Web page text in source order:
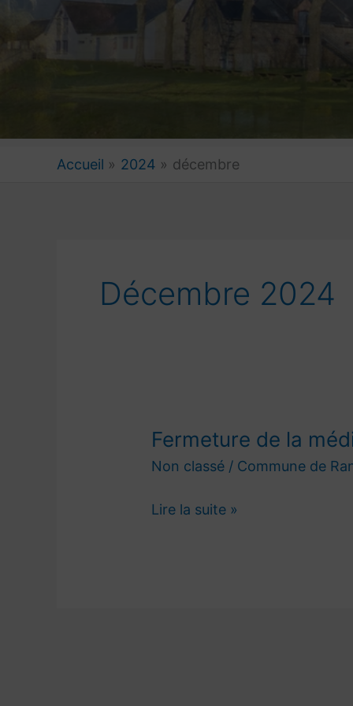
Accueil 2024 décembre
Décembre 2024
Fermeture de la
Non classé / Commune de
Fermeture
de
médiathèque
Lire la suite »